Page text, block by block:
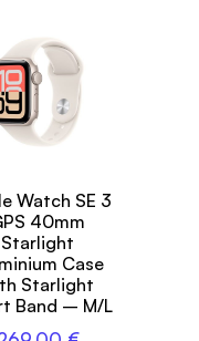
Watch SE 3
40mm
Starlight
Case
Starlight
Band – M/L